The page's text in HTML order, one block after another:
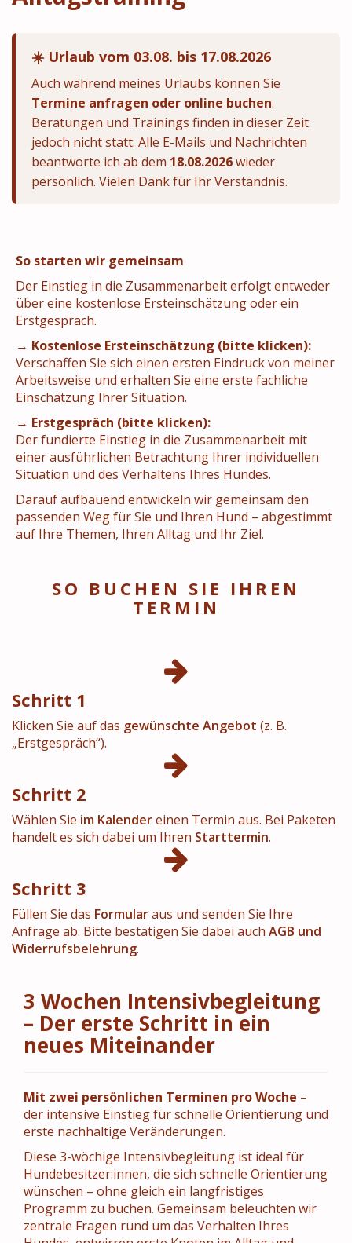
☀️ Urlaub vom 03.08. bis 17.08.2026
Auch während meines Urlaubs können Sie
Termine anfragen oder online buchen.
Beratungen und Trainings finden in dieser Zeit
jedoch nicht statt. Alle E-Mails und Nachrichten
beantworte ich ab dem 18.08.2026wieder
persönlich. Vielen Dank für Ihr Verständnis.
So starten wir gemeinsam
Der Einstieg in die Zusammenarbeit erfolgt entweder
über eine kostenlose Ersteinschätzung oder ein
Erstgespräch.
→ Kostenlose Ersteinschätzung (bitte klicken):
Verschaffen Sie sich einen ersten Eindruck von meiner
Arbeitsweise und erhalten Sie eine erste fachliche
Einschätzung Ihrer Situation.
→ Erstgespräch (bitte klicken):
Der fundierte Einstieg in die Zusammenarbeit mit
einer ausführlichen Betrachtung Ihrer individuellen
Situation und des Verhaltens Ihres Hundes.
Darauf aufbauend entwickeln wir gemeinsam den
passenden Weg für Sie und Ihren Hund – abgestimmt
auf Ihre Themen, Ihren Alltag und Ihr Ziel.
SO BUCHEN SIE IHREN
TERMIN
Schritt 1
Klicken Sie auf das gewünschte Angebot (z. B.
„Erstgespräch“).
Schritt 2
Wählen Sie im Kalendereinen Termin aus. Bei Paketen
handelt es sich dabei um Ihren Starttermin.
Schritt 3
Füllen Sie das Formularaus und senden Sie Ihre
Anfrage ab. Bitte bestätigen Sie dabei auch AGB und
Widerrufsbelehrung.
3 Wochen Intensivbegleitung
– Der erste Schritt in ein
neues Miteinander
Mit zwei persönlichen Terminen pro Woche –
der intensive Einstieg für schnelle Orientierung und
erste nachhaltige Veränderungen.
Diese 3-wöchige Intensivbegleitung ist ideal für
Hundebesitzer:innen, die sich schnelle Orientierung
wünschen – ohne gleich ein langfristiges
Programm zu buchen. Gemeinsam beleuchten wir
zentrale Fragen rund um das Verhalten Ihres